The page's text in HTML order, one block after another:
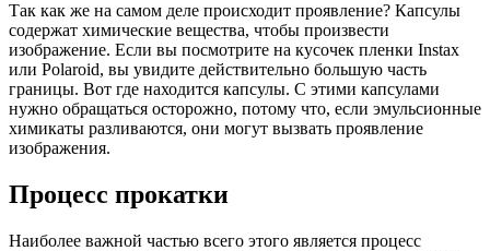
Так как же на самом деле происходит проявление? Капсулы
содержат химические вещества, чтобы произвести
изображение. Если вы посмотрите на кусочек пленки Instax
или Polaroid, вы увидите действительно большую часть
границы. Вот где находится капсулы. С этими капсулами
нужно обращаться осторожно, потому что, если эмульсионные
химикаты разливаются, они могут вызвать проявление
изображения.
Процесс прокатки
Наиболее важной частью всего этого является процесс